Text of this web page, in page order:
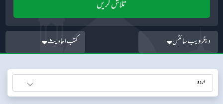
دیگر ویب سائٹس کتب احادیث